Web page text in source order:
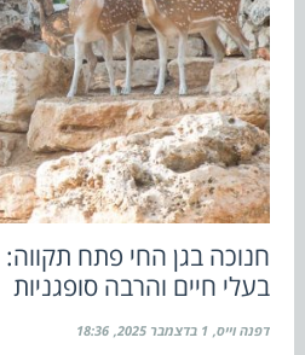
חנוכה בגן החי פתח
בעלי חיים והרבה סופגניות
דפנה וייס 1 בדצמבר 2025 18:36